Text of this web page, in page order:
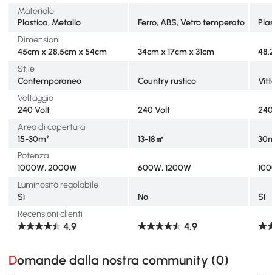
Materiale
Plastica, Metallo
Ferro, ABS, Vetro temperato
Dimensioni
45cm x 28.5cm x 54cm
34cm x 17cm x 31cm
Stile
Contemporaneo
Country rustico
Voltaggio
240 Volt
240 Volt
Area di copertura
15-30m²
13-18㎡
Potenza
1000W, 2000W
600W, 1200W
Luminosità regolabile
Sì
No
Sì
Recensioni clienti
4.9 4.9
Domande dalla nostra community (0)